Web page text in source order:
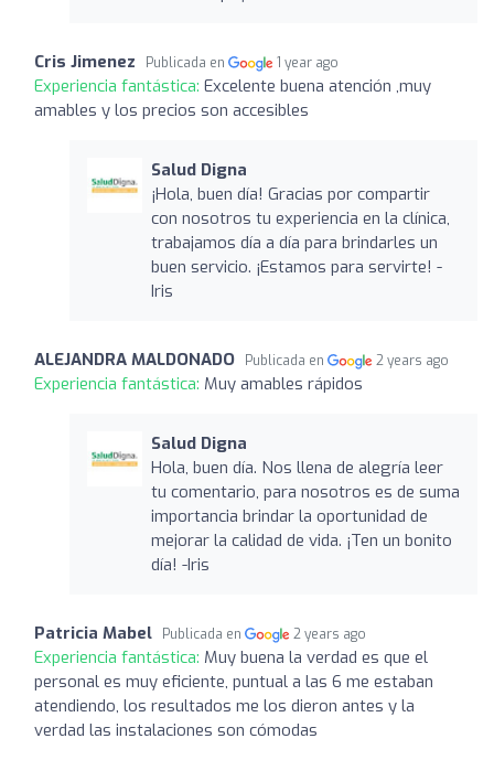
Cris Jimenez Publicada en 1 year ago
Experiencia fantástica: Excelente buena atención ,muy
amables y los precios son accesibles
Salud Digna
¡Hola, buen día! Gracias por compartir
con nosotros tu experiencia en la clínica,
trabajamos día a día para brindarles un
buen servicio. ¡Estamos para servirte! -
Iris
ALEJANDRA MALDONADO Publicada en 2 years ago
Experiencia fantástica: Muy amables rápidos
Salud Digna
Hola, buen día. Nos llena de alegría leer
tu comentario, para nosotros es de suma
importancia brindar la oportunidad de
mejorar la calidad de vida. ¡Ten un bonito
día! -Iris
Patricia Mabel Publicada en 2 years ago
Experiencia fantástica: Muy buena la verdad es que el
personal es muy eficiente, puntual a las 6 me estaban
atendiendo, los resultados me los dieron antes y la
verdad las instalaciones son cómodas